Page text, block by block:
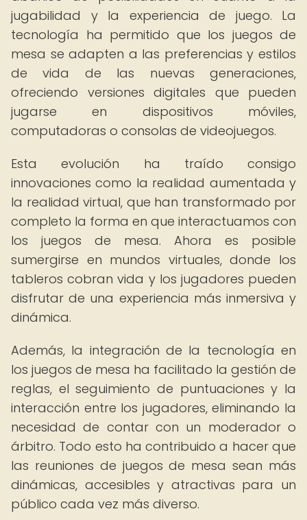
jugabilidad y la experiencia de juego. La
tecnología ha permitido que los juegos de
mesa se adapten a las preferencias y estilos
de vida de las nuevas generaciones,
ofreciendo versiones digitales que pueden
jugarse en dispositivos móviles,
computadoras o consolas de videojuegos.
Esta evolución ha traído consigo
innovaciones como la realidad aumentada y
la realidad virtual, que han transformado por
completo la forma en que interactuamos con
los juegos de mesa. Ahora es posible
sumergirse en mundos virtuales, donde los
tableros cobran vida y los jugadores pueden
disfrutar de una experiencia más inmersiva y
dinámica.
Además, la integración de la tecnología en
los juegos de mesa ha facilitado la gestión de
reglas, el seguimiento de puntuaciones y la
interacción entre los jugadores, eliminando la
necesidad de contar con un moderador o
árbitro. Todo esto ha contribuido a hacer que
las reuniones de juegos de mesa sean más
dinámicas, accesibles y atractivas para un
público cada vez más diverso.